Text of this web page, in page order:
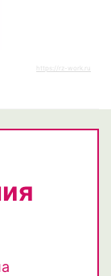
https://rz-work.ru